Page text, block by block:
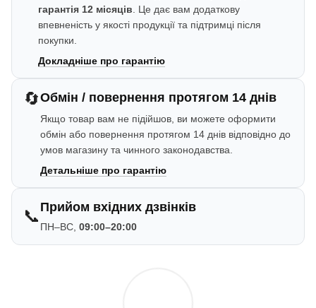
гарантія 12 місяців . Це дає вам додаткову
впевненість у якості продукції та підтримці після
покупки.
Докладніше про гарантію
🔄Обмін / повернення протягом 14 днів
Якщо товар вам не підійшов, ви можете оформити
обмін або повернення протягом 14 днів відповідно до
умов магазину та чинного законодавства.
Детальніше про гарантію
📞 Прийом вхідних дзвінків
ПН–ВС, 09:00–20:00